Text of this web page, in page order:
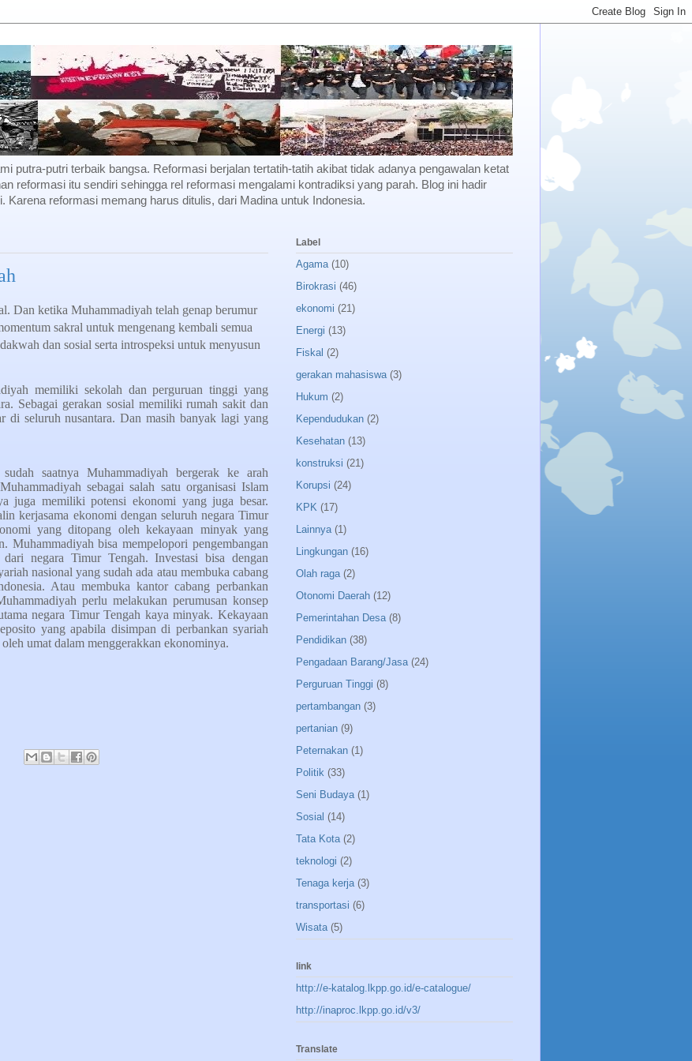
putra-putri terbaik bangsa. Reformasi berjalan tertatih-tatih akibat tidak adanya pengawalan ketat
reformasi itu sendiri sehingga rel reformasi mengalami kontradiksi yang parah. Blog ini hadir
Karena reformasi memang harus ditulis, dari Madina untuk Indonesia.
Dan ketika Muhammadiyah telah genap berumur
sakral untuk mengenang kembali semua
dan sosial serta introspeksi untuk menyusun
memiliki sekolah dan perguruan tinggi yang
Sebagai gerakan sosial memiliki rumah sakit dan
di seluruh nusantara. Dan masih banyak lagi yang
saatnya Muhammadiyah bergerak ke arah
sebagai salah satu organisasi Islam
juga memiliki potensi ekonomi yang juga besar.
kerjasama ekonomi dengan seluruh negara Timur
yang ditopang oleh kekayaan minyak yang
Muhammadiyah bisa mempelopori pengembangan
negara Timur Tengah. Investasi bisa dengan
nasional yang sudah ada atau membuka cabang
Atau membuka kantor cabang perbankan
perlu melakukan perumusan konsep
negara Timur Tengah kaya minyak. Kekayaan
yang apabila disimpan di perbankan syariah
umat dalam menggerakkan ekonominya.
Label
Agama (10)
Birokrasi (46)
ekonomi (21)
Energi (13)
Fiskal (2)
gerakan mahasiswa (3)
Hukum (2)
Kependudukan (2)
Kesehatan (13)
konstruksi (21)
Korupsi (24)
KPK (17)
Lainnya (1)
Lingkungan (16)
Olah raga (2)
Otonomi Daerah (12)
Pemerintahan Desa (8)
Pendidikan (38)
Pengadaan Barang/Jasa (24)
Perguruan Tinggi (8)
pertambangan (3)
pertanian (9)
Peternakan (1)
Politik (33)
Seni Budaya (1)
Sosial (14)
Tata Kota (2)
teknologi (2)
Tenaga kerja (3)
transportasi (6)
Wisata (5)
link
http://e-katalog.lkpp.go.id/e-catalogue/
http://inaproc.lkpp.go.id/v3/
Translate